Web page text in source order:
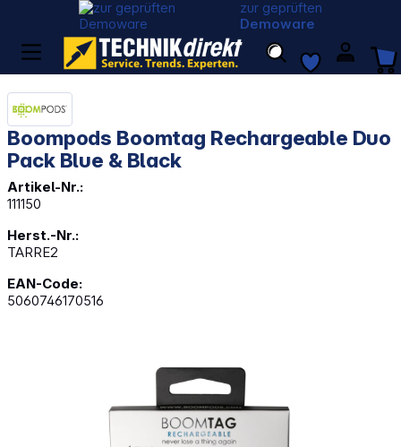
zur geprüften
Demoware
Boompods Boomtag Rechargeable Duo
Pack Blue & Black
Artikel-Nr.:
111150
Herst.-Nr.:
TARRE2
EAN-Code:
5060746170516
Bildergalerie überspringen